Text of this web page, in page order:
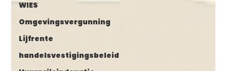
WIES
Omgevingsvergunning
Lijfrente
handelsvestigingsbeleid